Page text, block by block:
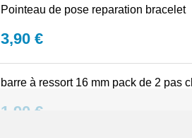
Pointeau de pose reparation bracelet
3,90 €
barre à ressort 16 mm pack de 2 pas
1,90 €